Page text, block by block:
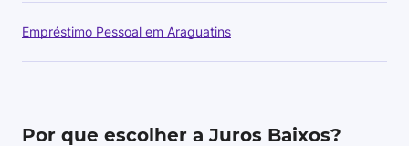
Empréstimo Pessoal em Araguatins
Por que escolher a Juros Baixos?